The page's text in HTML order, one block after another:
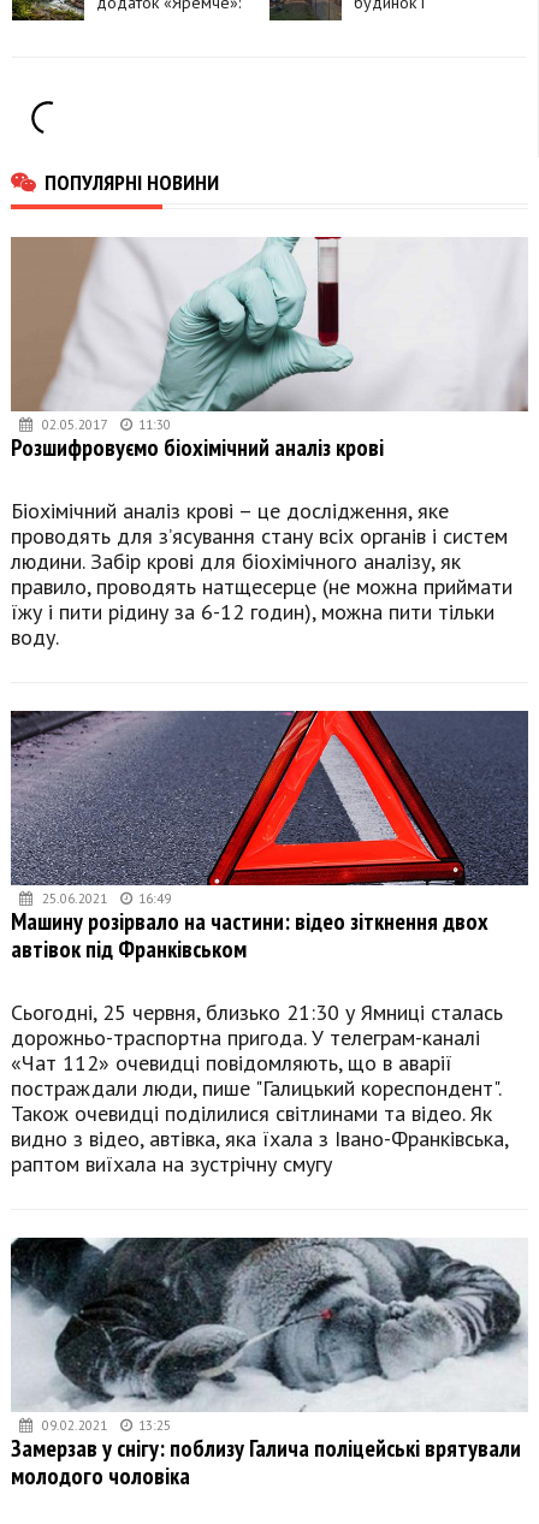
ПОПУЛЯРНІ НОВИНИ
02.05.2017 11:30
Розшифровуємо біохімічний аналіз крові
Біохімічний аналіз крові – це дослідження, яке
проводять для з’ясування стану всіх органів і систем
людини. Забір крові для біохімічного аналізу, як
правило, проводять натщесерце (не можна приймати
їжу і пити рідину за 6-12 годин), можна пити тільки
воду.
25.06.2021 16:49
Машину розірвало на частини: відео зіткнення двох
автівок під Франківськом
Сьогодні, 25 червня, близько 21:30 у Ямниці сталась
дорожньо-траспортна пригода. У телеграм-каналі
«Чат 112» очевидці повідомляють, що в аварії
постраждали люди, пише "Галицький кореспондент".
Також очевидці поділилися світлинами та відео. Як
видно з відео, автівка, яка їхала з Івано-Франківська,
раптом виїхала на зустрічну смугу
09.02.2021 13:25
Замерзав у снігу: поблизу Галича поліцейські врятували
молодого чоловіка